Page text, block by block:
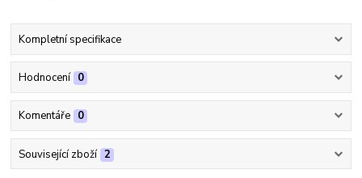
Kompletní specifikace
Hodnocení 0
Komentáře 0
Související zboží 2